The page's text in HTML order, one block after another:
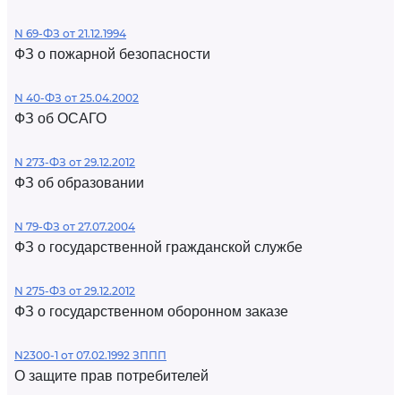
N 69-ФЗ от 21.12.1994
ФЗ о пожарной безопасности
N 40-ФЗ от 25.04.2002
ФЗ об ОСАГО
N 273-ФЗ от 29.12.2012
ФЗ об образовании
N 79-ФЗ от 27.07.2004
ФЗ о государственной гражданской службе
N 275-ФЗ от 29.12.2012
ФЗ о государственном оборонном заказе
N2300-1 от 07.02.1992 ЗППП
О защите прав потребителей